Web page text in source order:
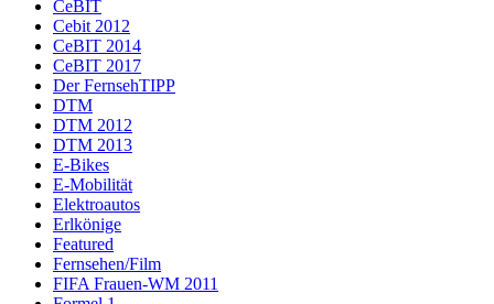
CeBIT
Cebit 2012
CeBIT 2014
CeBIT 2017
Der FernsehTIPP
DTM
DTM 2012
DTM 2013
E-Bikes
E-Mobilität
Elektroautos
Erlkönige
Featured
Fernsehen/Film
FIFA Frauen-WM 2011